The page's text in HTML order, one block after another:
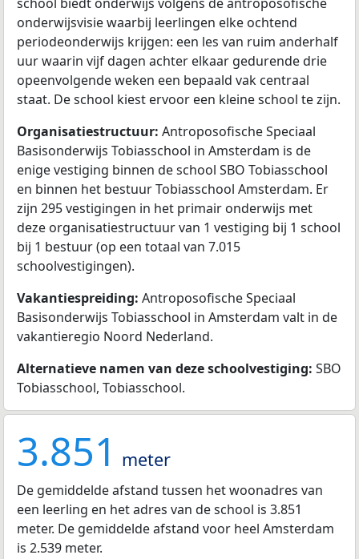
onderwijsvisie waarbij leerlingen elke ochtend
periodeonderwijs krijgen: een les van ruim anderhalf
uur waarin vijf dagen achter elkaar gedurende drie
opeenvolgende weken een bepaald vak centraal
staat. De school kiest ervoor een kleine school te zijn.
Organisatiestructuur: Antroposofische Speciaal
Basisonderwijs Tobiasschool in Amsterdam is de
enige vestiging binnen de school SBO Tobiasschool
en binnen het bestuur Tobiasschool Amsterdam. Er
zijn 295 vestigingen in het primair onderwijs met
deze organisatiestructuur van 1 vestiging bij 1 school
bij 1 bestuur (op een totaal van 7.015
schoolvestigingen).
Vakantiespreiding: Antroposofische Speciaal
Basisonderwijs Tobiasschool in Amsterdam valt in de
vakantieregio Noord Nederland.
Alternatieve namen van deze schoolvestiging: SBO
Tobiasschool, Tobiasschool.
3.851 meter
De gemiddelde afstand tussen het woonadres van
een leerling en het adres van de school is 3.851
meter. De gemiddelde afstand voor heel Amsterdam
is 2.539 meter.